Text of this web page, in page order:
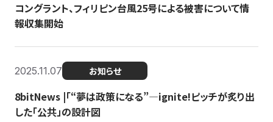
コングラント、フィリピン台風25号による被害について情
報収集開始
2025.11.07 お知らせ
8bitNews |「“夢は政策になる”—ignite!ピッチが炙り出
した「公共」の設計図